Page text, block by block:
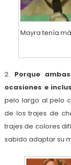
Mayra tenía
2. Porque
ocasiones e
pelo largo al pelo
de los trajes de
trajes de colores
sabido adaptar su